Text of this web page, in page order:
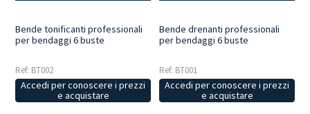
Bende tonificanti professionali
per bendaggi 6 buste
Ref: BT002
Accedi per conoscere i prezzi
e acquistare
Bende drenanti professionali
per bendaggi 6 buste
Ref: BT001
Accedi per conoscere i prezzi
e acquistare